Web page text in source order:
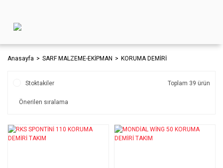
Anasayfa SARF MALZEME-EKİPMAN KORUMA DEMİRİ
Stoktakiler Toplam 39 ürün